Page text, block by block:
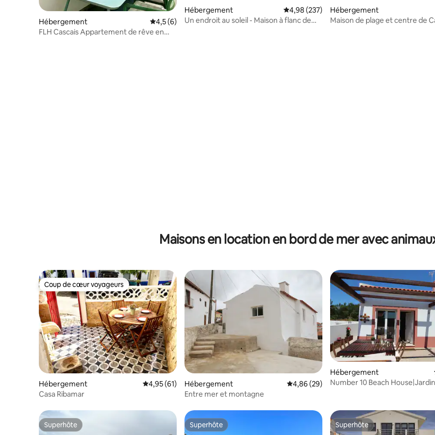
Hébergement Évaluation moyenne sur la base de 6 commentaires : 4,5 sur 5
4,5 (6)
FLH Cascais Appartement de rêve en
Hébergement Évaluation moyenne sur la base de 237
4,98 (237)
Un endroit au soleil - Maison à flanc de
Hébergement
Maison de plage et centre de
Maisons en location en bord de mer avec
Coup de cœur voyageurs
Coup de cœur voyageurs
Hébergement Évaluation moyenne sur la base de 61 commentaires : 4,95 sur 5
4,95 (61)
Casa Ribamar
Hébergement Évaluation moyenne sur la base de 29
4,86 (29)
Entre mer et montagne
Hébergement
Number 10 Beach House|Jardin
Superhôte
Superhôte Superhôte
Superhôte Superhôte
Superhôte